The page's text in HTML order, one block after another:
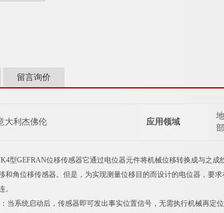
留言询价
大利杰佛伦 应用领域
型GEFRAN位移传感器它通过电位器元件将机械位移转换成与之
和角位移传感器。但是，为实现测量位移目的而设计的电位器，要
。
当系统启动后，传感器即可发出事实位置信号，无需执行机械再定位